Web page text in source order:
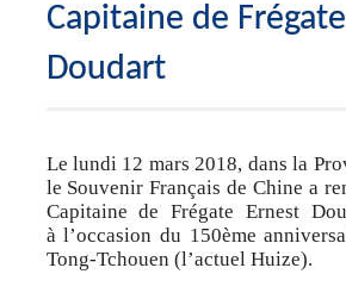
Capitaine de
Doudart
Le lundi 12 mars 2018, dans la
le Souvenir Français de Chine a
Capitaine de Frégate Ernest
à l’occasion du 150ème
Tong-Tchouen (l’actuel Huize).